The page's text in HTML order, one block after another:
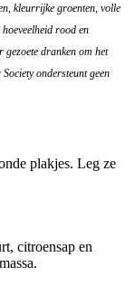
kleurrijke groenten, volle
rood en
gezoete dranken om het
ondersteunt geen
plakjes. Leg ze
citroensap en